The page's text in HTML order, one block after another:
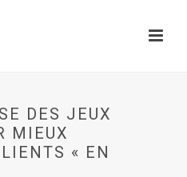
DES JEUX
MIEUX
« EN